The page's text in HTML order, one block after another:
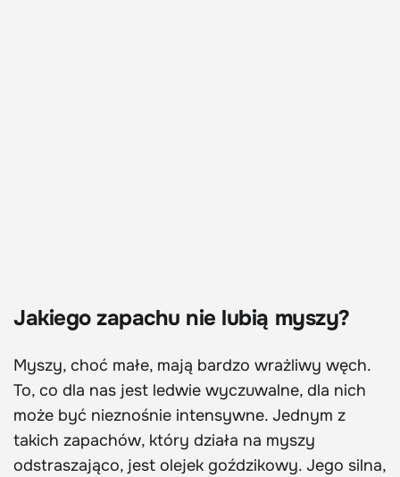
Jakiego zapachu nie lubią myszy?
Myszy, choć małe, mają bardzo wrażliwy węch.
To, co dla nas jest ledwie wyczuwalne, dla nich
może być nieznośnie intensywne. Jednym z
takich zapachów, który działa na myszy
odstraszająco, jest olejek goździkowy. Jego silna,